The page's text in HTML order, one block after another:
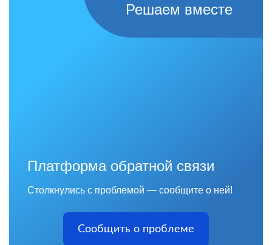
Решаем вместе
Платформа обратной связи
Столкнулись с проблемой — сообщите о ней!
Сообщить о проблеме